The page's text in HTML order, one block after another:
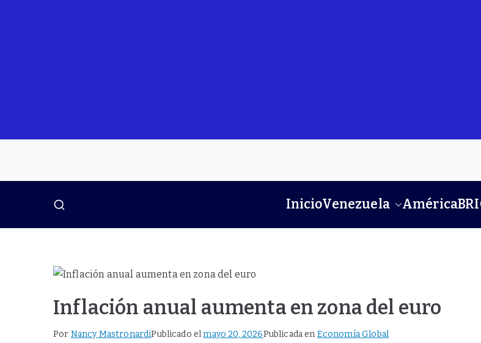
InicioVenezuela América
Inflación anual aumenta en zona del euro
Por Nancy MastronardiPublicado elmayo 20, 2026Publicada en Economía Global